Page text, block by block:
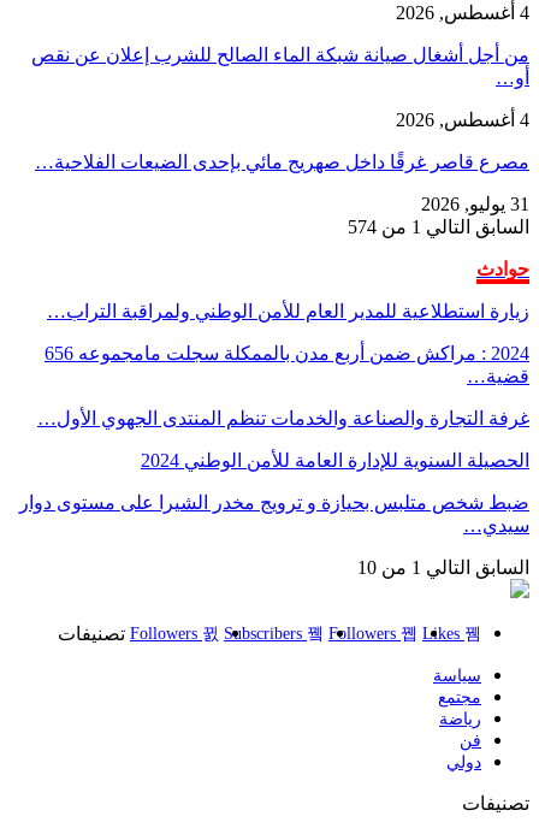
4 أغسطس, 2026
من أجل أشغال صيانة شبكة الماء الصالح للشرب إعلان عن نقص
أو…
4 أغسطس, 2026
مصرع قاصر غرقًا داخل صهريج مائي بإحدى الضيعات الفلاحية…
31 يوليو, 2026
السابق التالي 1 من 574
حوادث
زيارة استطلاعية للمدير العام للأمن الوطني ولمراقبة التراب…
2024 : مراكش ضمن أربع مدن بالممكلة سجلت مامجموعه 656
قضية…
غرفة التجارة والصناعة والخدمات تنظم المنتدى الجهوي الأول…
الحصيلة السنوية للإدارة العامة للأمن الوطني 2024
ضبط شخص متلبس بحيازة و ترويج مخدر الشيرا على مستوى دوار
سيدي…
السابق التالي 1 من 10
تصنيفات
سياسة
مجتمع
رياضة
فن
دولي
تصنيفات